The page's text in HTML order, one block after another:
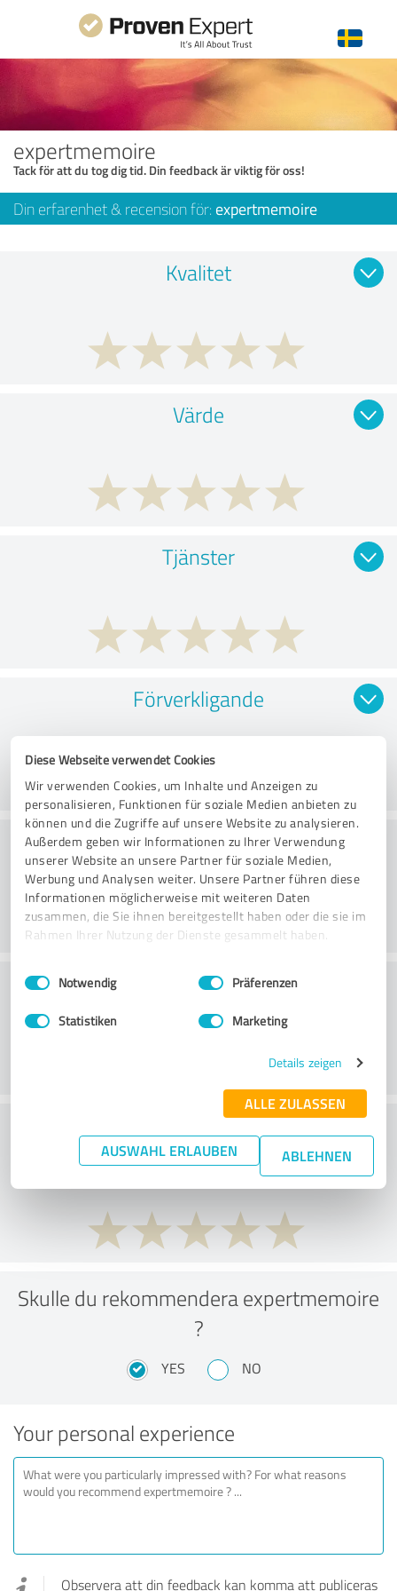
Diese Webseite verwendet Cookies
Wir verwenden Cookies, um Inhalte und Anzeigen zu
personalisieren, Funktionen für soziale Medien anbieten zu
können und die Zugriffe auf unsere Website zu analysieren.
Außerdem geben wir Informationen zu Ihrer Verwendung
unserer Website an unsere Partner für soziale Medien,
Werbung und Analysen weiter. Unsere Partner führen diese
Informationen möglicherweise mit weiteren Daten
zusammen, die Sie ihnen bereitgestellt haben oder die sie im
Rahmen Ihrer Nutzung der Dienste gesammelt haben.
Impressum Datenschutzbestimmungen
Einwilligungsauswahl
Notwendig Präferenzen
Statistiken Marketing
Details zeigen
ALLE ZULASSEN
AUSWAHL ERLAUBEN ABLEHNEN
expertmemoire
Tack för att du tog dig tid. Din feedback är viktig för oss!
Din erfarenhet & recension för: expertmemoire
Kvalitet
Värde
Tjänster
Förverkligande
Rådgivning
Kundservice
What do you think of the price to
performance ratio?
Skulle du rekommendera expertmemoire
?
YES NO
Your personal experience
Observera att din feedback kan komma att publiceras